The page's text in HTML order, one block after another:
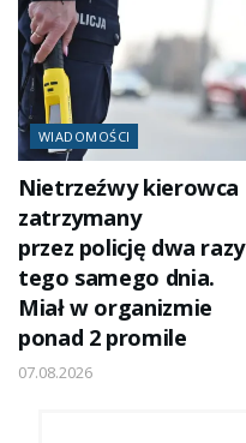
WIADOMOŚCI
Nietrzeźwy kierowca
zatrzymany
przez policję dwa razy
tego samego dnia.
Miał w organizmie
ponad 2 promile
07.08.2026